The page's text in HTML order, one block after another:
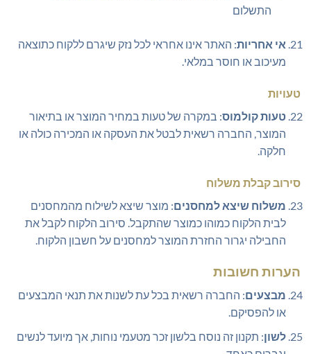
התשלום
אי אחריות: האתר אינו אחראי לכל נזק שיגרם ללקוח כתוצאה
מעיכוב או חוסר במלאי.
טעויות
טעות קולמוס: במקרה של טעות במחיר המוצר או בתיאור
המוצר, החברה רשאית לבטל את העסקה או המכירה כולה או
חלקה.
סירוב קבלת משלוח
משלוח שיצא למחסנים: מוצר שיצא לשילוח מהמחסנים
לבית הלקוח כמוהו כמוצר שהתקבל. סירוב הלקוח לקבל את
החבילה יגרור החזרת המוצר למחסנים על חשבון הלקוח.
הערות חשובות
מבצעים: החברה רשאית בכל עת לשנות את תנאי המבצעים
או להפסיקם.
לשון: תקנון זה נוסח בלשון זכר מטעמי נוחות, אך מיועד לנשים